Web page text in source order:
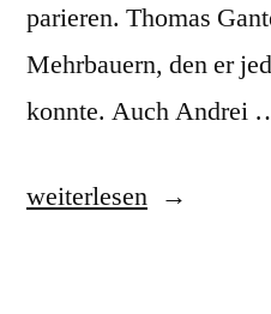
parieren. Thomas
Mehrbauern, den er
konnte. Auch Andrei
„Schachclub
weiterlesen